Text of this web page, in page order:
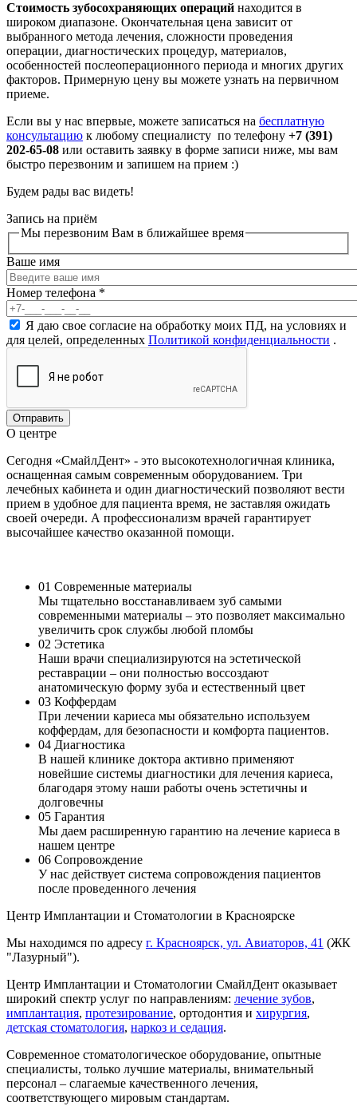
Стоимость зубосохраняющих операций находится в
широком диапазоне. Окончательная цена зависит от
выбранного метода лечения, сложности проведения
операции, диагностических процедур, материалов,
особенностей послеоперационного периода и многих других
факторов. Примерную цену вы можете узнать на первичном
приеме.
Если вы у нас впервые, можете записаться на бесплатную
консультацию к любому специалисту по телефону +7 (391)
202-65-08 или оставить заявку в форме записи ниже, мы вам
быстро перезвоним и запишем на прием :)
Будем рады вас видеть!
Запись на приём
Мы перезвоним Вам в ближайшее время
Ваше имя
Номер телефона *
Согласие на обработку персональных данных*
Я даю свое согласие на обработку моих ПД, на условиях и
для целей, определенных Политикой конфиденциальности .
О центре
Сегодня «СмайлДент» - это высокотехнологичная клиника,
оснащенная самым современным оборудованием. Три
лечебных кабинета и один диагностический позволяют вести
прием в удобное для пациента время, не заставляя ожидать
своей очереди. А профессионализм врачей гарантирует
высочайшее качество оказанной помощи.
01 Современные материалы
Мы тщательно восстанавливаем зуб самыми
современными материалы – это позволяет максимально
увеличить срок службы любой пломбы
02 Эстетика
Наши врачи специализируются на эстетической
реставрации – они полностью воссоздают
анатомическую форму зуба и естественный цвет
03 Коффердам
При лечении кариеса мы обязательно используем
коффердам, для безопасности и комфорта пациентов.
04 Диагностика
В нашей клинике доктора активно применяют
новейшие системы диагностики для лечения кариеса,
благодаря этому наши работы очень эстетичны и
долговечны
05 Гарантия
Мы даем расширенную гарантию на лечение кариеса в
нашем центре
06 Сопровождение
У нас действует система сопровождения пациентов
после проведенного лечения
Центр Имплантации и Стоматологии в Красноярске
Мы находимся по адресу г. Красноярск, ул. Авиаторов, 41 (ЖК
"Лазурный").
Центр Имплантации и Стоматологии СмайлДент оказывает
широкий спектр услуг по направлениям: лечение зубов,
имплантация, протезирование, ортодонтия и хирургия,
детская стоматология, наркоз и седация.
Современное стоматологическое оборудование, опытные
специалисты, только лучшие материалы, внимательный
персонал – слагаемые качественного лечения,
соответствующего мировым стандартам.